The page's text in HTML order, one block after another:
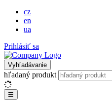
cz
en
ua
Prihlásiť sa
Vyhľadávanie
hľadaný produkt
☰